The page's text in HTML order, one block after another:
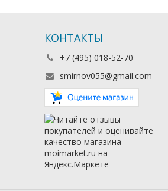
КОНТАКТЫ
+7 (495) 018-52-70
smirnov055@gmail.com